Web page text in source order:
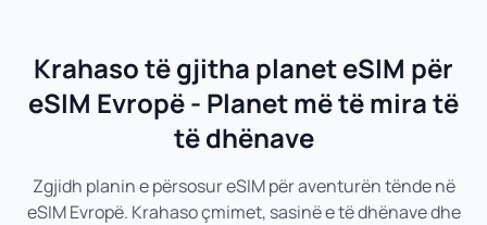
Krahaso të gjitha planet eSIM për
eSIM Evropë - Planet më të mira të
të dhënave
Zgjidh planin e përsosur eSIM për aventurën tënde në
eSIM Evropë. Krahaso çmimet, sasinë e të dhënave dhe